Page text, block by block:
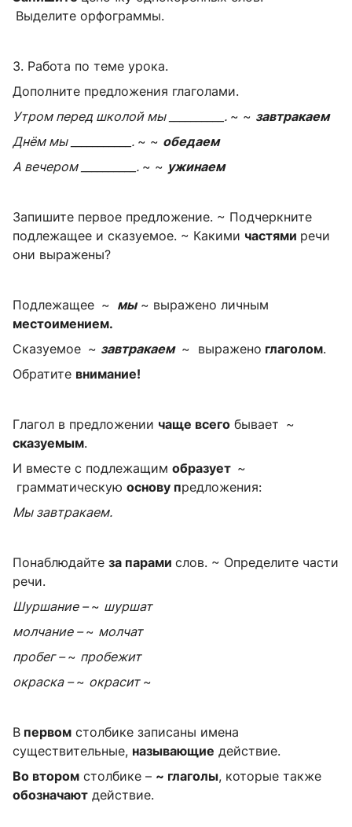
Выделите орфограммы.
3. Работа по теме урока.
Дополните предложения глаголами.
Утром перед школой мы __________. ~ ~ завтракаем
Днём мы ___________. ~ ~ обедаем
А вечером __________. ~ ~ ужинаем
Запишите первое предложение. ~ Подчеркните
подлежащее и сказуемое. ~ Какими частями речи
они выражены?
Подлежащее ~ мы~ выражено личным
местоимением.
Сказуемое ~ завтракаем ~ выражено глаголом.
Обратите внимание!
Глагол в пред­ложении чаще всего бывает ~
сказуемым.
И вместе с подлежащим образует ~
грамматическую основу предложения:
Мы завтракаем.
Понаблюдайте за парами слов. ~ Определите части
речи.
Шуршание –~ шуршат
молчание –~ молчат
пробег –~ пробежит
окраска –~ окрасит ~
В первом столбике записаны имена
существительные, называющие действие.
Во втором столбике – ~ глаголы, которые также
обозначают действие.